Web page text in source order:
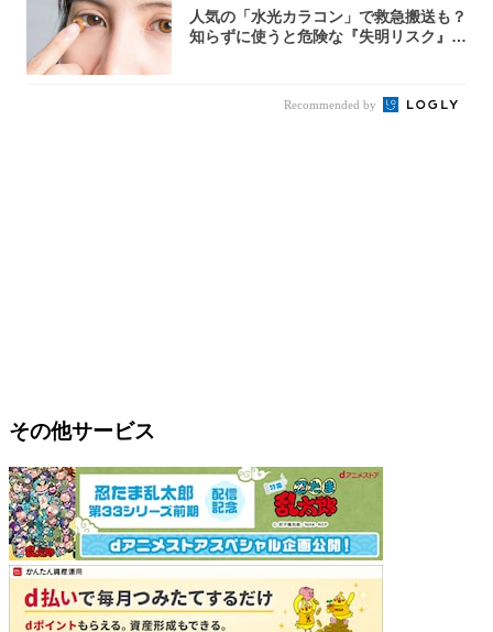
人気の「水光カラコン」で救急搬送も？
知らずに使うと危険な『失明リスク』と
Recommended by
その他サービス